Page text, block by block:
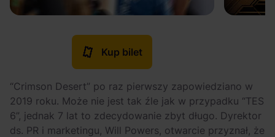
Kup bilet
“Crimson Desert” po raz pierwszy zapowiedziano w
2019 roku. Może nie jest tak źle jak w przypadku “TES
6”, jednak 7 lat to zdecydowanie zbyt długo. Dyrektor
ds. PR i marketingu, Will Powers, otwarcie przyznał, że